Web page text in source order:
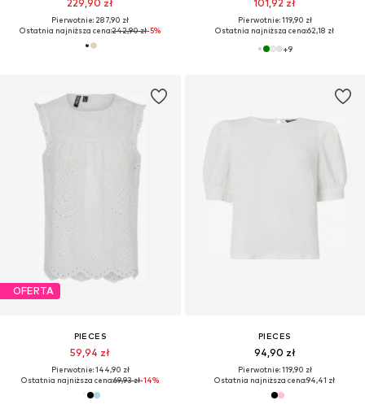
229,90 zł
Pierwotnie: 287,90 zł
Ostatnia najniższa cena:242,90 zł-5%
101,92 zł
Pierwotnie: 119,90 zł
Ostatnia najniższa cena:62,18 zł
+9
OFERTA
PIECES
59,94 zł
Pierwotnie: 144,90 zł
Ostatnia najniższa cena:69,93 zł-14%
PIECES
94,90 zł
Pierwotnie: 119,90 zł
Ostatnia najniższa cena:94,41 zł